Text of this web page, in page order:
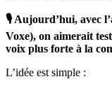
🎙️ Aujourd’hui, avec
Voxe), on aimerait
voix plus forte à la
L’idée est simple :